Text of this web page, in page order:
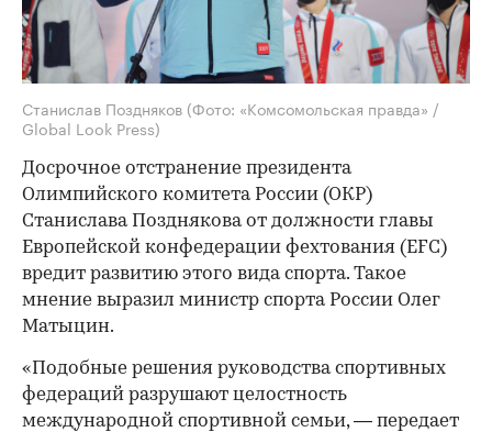
Станислав Поздняков (Фото: «Комсомольская правда» /
Global Look Press)
Досрочное отстранение президента
Олимпийского комитета России (ОКР)
Станислава Позднякова от должности главы
Европейской конфедерации фехтования (EFC)
вредит развитию этого вида спорта. Такое
мнение выразил министр спорта России Олег
Матыцин.
«Подобные решения руководства спортивных
федераций разрушают целостность
международной спортивной семьи, — передает